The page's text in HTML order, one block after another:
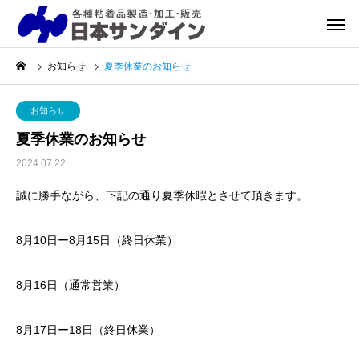
お知らせ 夏季休業のお知らせ
お知らせ
夏季休業のお知らせ
2024.07.22
誠に勝手ながら、下記の通り夏季休暇とさせて頂きます。
8月10日ー8月15日（終日休業）
8月16日（通常営業）
8月17日ー18日（終日休業）